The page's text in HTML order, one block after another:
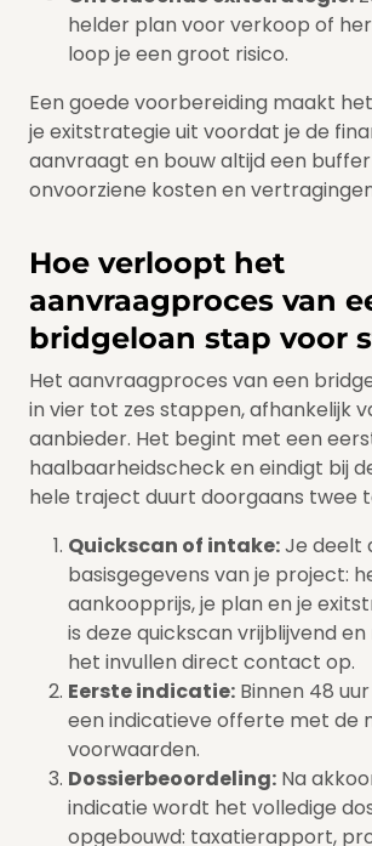
helder plan voor verkoop of
loop je een groot risico.
Een goede voorbereiding maakt
je exitstrategie uit voordat je de
aanvraagt en bouw altijd een
onvoorziene kosten en
Hoe verloopt het
aanvraagproces van
bridgeloan stap voor
Het aanvraagproces van een
in vier tot zes stappen, afhankelijk
aanbieder. Het begint met een
haalbaarheidscheck en eindigt bij
hele traject duurt doorgaans twee
Quickscan of intake:Je deelt
basisgegevens van je project:
aankoopprijs, je plan en je
is deze quickscan vrijblijvend
het invullen direct contact op.
Eerste indicatie: Binnen 48
een indicatieve offerte met de
voorwaarden.
Dossierbeoordeling: Na
indicatie wordt het volledige
opgebouwd: taxatierapport,